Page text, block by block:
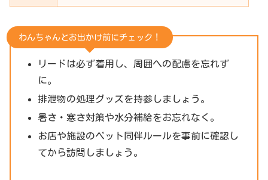
わんちゃんとお出かけ前にチェック！
リードは必ず着用し、周囲への配慮を忘れず
に。
排泄物の処理グッズを持参しましょう。
暑さ・寒さ対策や水分補給をお忘れなく。
お店や施設のペット同伴ルールを事前に確認し
てから訪問しましょう。